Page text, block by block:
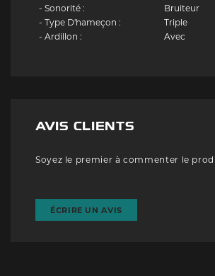
- Sonorité :
Bruiteur
- Type D'hameçon :
Triple
- Ardillon :
Avec
AVIS CLIENTS
Soyez le premier à commenter le
ÉCRIRE UN AVIS